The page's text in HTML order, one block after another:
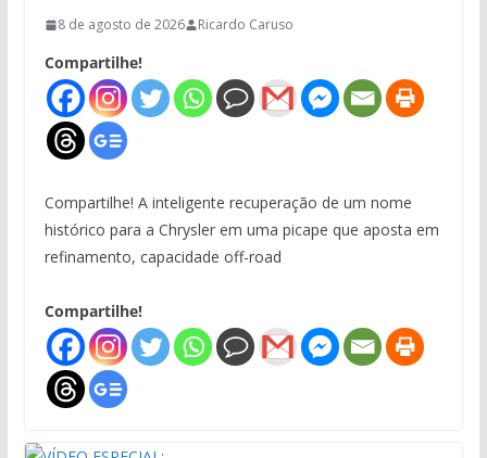
8 de agosto de 2026 Ricardo Caruso
Compartilhe!
Compartilhe! A inteligente recuperação de um nome
histórico para a Chrysler em uma picape que aposta em
refinamento, capacidade off-road
Compartilhe!